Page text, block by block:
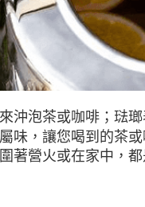
沖泡茶或咖啡；琺
味，讓您喝到的茶
著營火或在家中，